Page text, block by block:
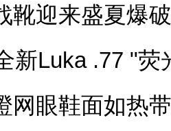
靴迎来盛夏爆
新Luka .77 "
网眼鞋面如热